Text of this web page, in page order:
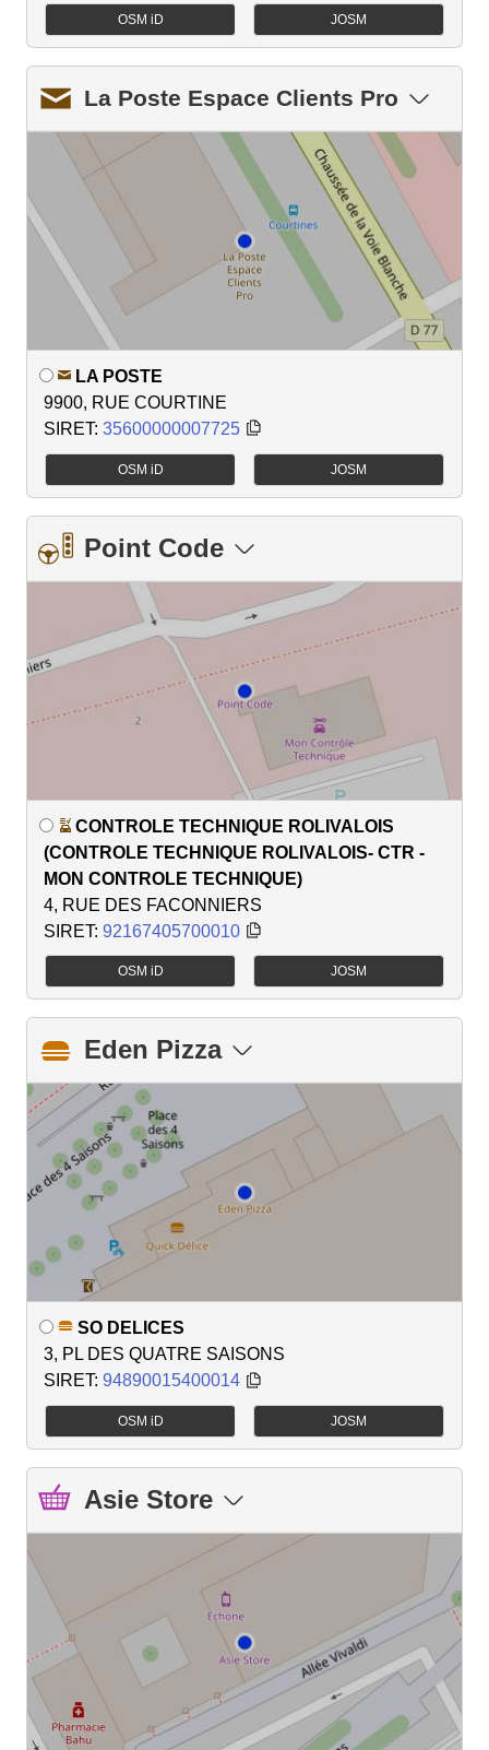
OSM iD JOSM
La Poste Espace Clients Pro
LA POSTE
9900, RUE COURTINE
SIRET: 35600000007725
OSM iD JOSM
Point Code
CONTROLE TECHNIQUE ROLIVALOIS
(CONTROLE TECHNIQUE ROLIVALOIS- CTR -
MON CONTROLE TECHNIQUE)
4, RUE DES FACONNIERS
SIRET: 92167405700010
OSM iD JOSM
Eden Pizza
SO DELICES
3, PL DES QUATRE SAISONS
SIRET: 94890015400014
OSM iD JOSM
Asie Store